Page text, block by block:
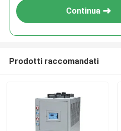
Continua
Prodotti raccomandati